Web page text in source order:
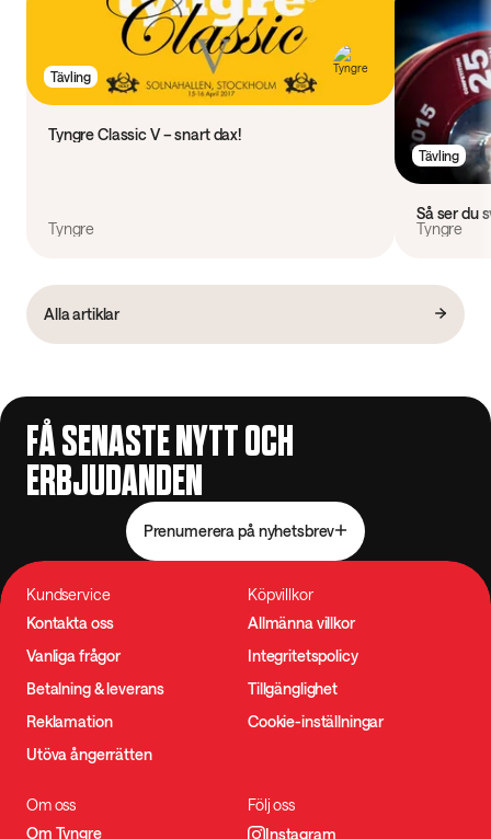
Tävling
Tyngre Classic V – snart dax!
Tyngre
Tävling
Så ser du
Tyngre
Alla artiklar
FÅ SENASTE NYTT OCH
ERBJUDANDEN
Prenumerera på nyhetsbrev
Kundservice
Kontakta oss
Vanliga frågor
Betalning & leverans
Reklamation
Utöva ångerrätten
Köpvillkor
Allmänna villkor
Integritetspolicy
Tillgänglighet
Cookie-inställningar
Om oss
Om Tyngre
Följ oss
Instagram